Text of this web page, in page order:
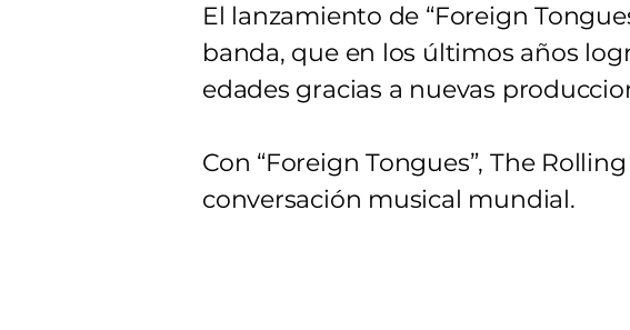
El lanzamiento de “Foreign
banda, que en los últimos años
edades gracias a nuevas
Con “Foreign Tongues”, The
conversación musical mundial.